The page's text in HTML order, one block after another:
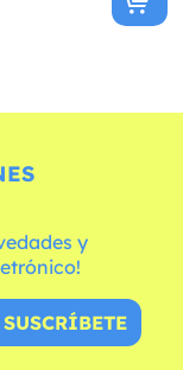
y
SUSCRÍBETE